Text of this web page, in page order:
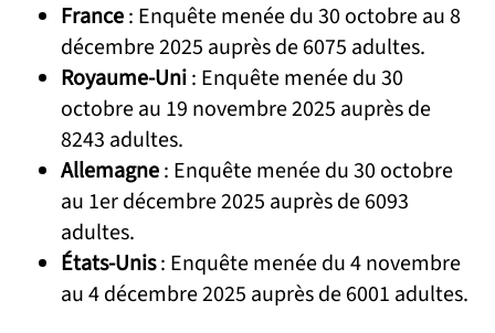
France: Enquête menée du 30 octobre au 8
décembre 2025 auprès de 6075 adultes.
Royaume-Uni: Enquête menée du 30
octobre au 19 novembre 2025 auprès de
8243 adultes.
Allemagne: Enquête menée du 30 octobre
au 1er décembre 2025 auprès de 6093
adultes.
États-Unis: Enquête menée du 4 novembre
au 4 décembre 2025 auprès de 6001 adultes.